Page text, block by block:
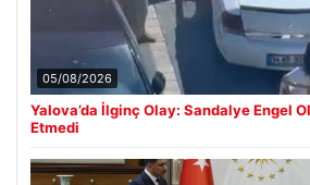
05/08/2026
Yalova’da İlginç Olay: Sandalye Engel
Etmedi